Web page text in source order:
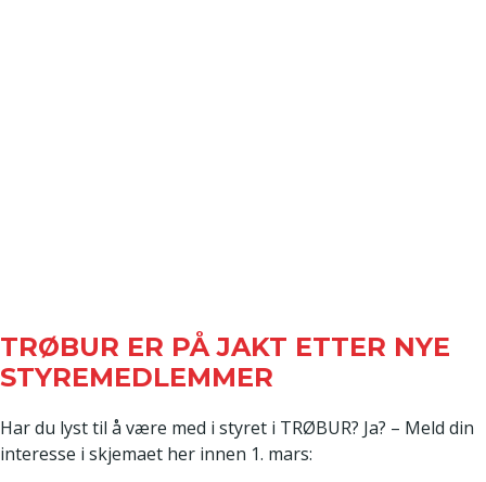
TRØBUR ER PÅ JAKT ETTER NYE
STYREMEDLEMMER
Har du lyst til å være med i styret i TRØBUR? Ja? – Meld din
interesse i skjemaet her innen 1. mars: